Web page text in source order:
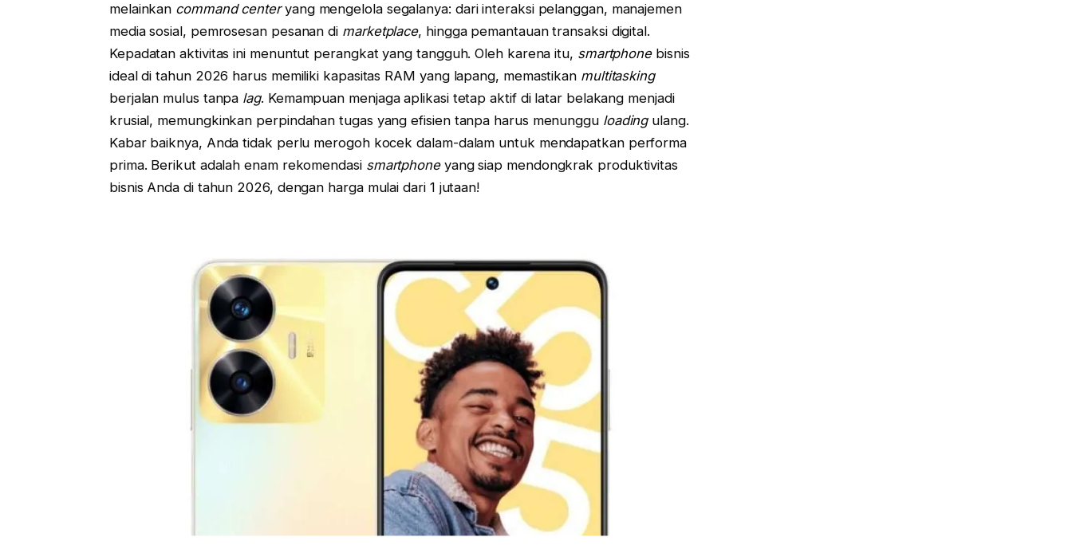
melainkan command centeryang mengelola segalanya: dari interaksi pelanggan, manajemen
media sosial, pemrosesan pesanan di marketplace, hingga pemantauan transaksi digital.
Kepadatan aktivitas ini menuntut perangkat yang tangguh. Oleh karena itu, smartphonebisnis
ideal di tahun 2026 harus memiliki kapasitas RAM yang lapang, memastikan multitasking
berjalan mulus tanpa lag. Kemampuan menjaga aplikasi tetap aktif di latar belakang menjadi
krusial, memungkinkan perpindahan tugas yang efisien tanpa harus menunggu loadingulang.
Kabar baiknya, Anda tidak perlu merogoh kocek dalam-dalam untuk mendapatkan performa
prima. Berikut adalah enam rekomendasi smartphoneyang siap mendongkrak produktivitas
bisnis Anda di tahun 2026, dengan harga mulai dari 1 jutaan!